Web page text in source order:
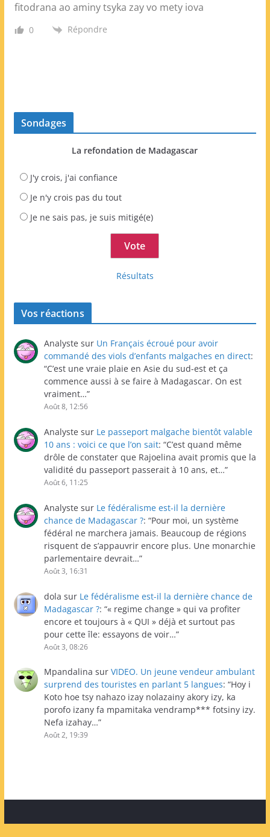
fitodrana ao aminy tsyka zay vo mety iova
0 Répondre
Sondages
La refondation de Madagascar
J'y crois, j'ai confiance
Je n'y crois pas du tout
Je ne sais pas, je suis mitigé(e)
Résultats
Vos réactions
Analyste sur Un Français écroué pour avoir
commandé des viols d’enfants malgaches en direct:
“C’est une vraie plaie en Asie du sud-est et ça
commence aussi à se faire à Madagascar. On est
vraiment…”
Août 8, 12:56
Analyste sur Le passeport malgache bientôt valable
10 ans : voici ce que l’on sait: “C’est quand même
drôle de constater que Rajoelina avait promis que la
validité du passeport passerait à 10 ans, et…”
Août 6, 11:25
Analyste sur Le fédéralisme est-il la dernière
chance de Madagascar ?: “Pour moi, un système
fédéral ne marchera jamais. Beaucoup de régions
risquent de s’appauvrir encore plus. Une monarchie
parlementaire devrait…”
Août 3, 16:31
dola sur Le fédéralisme est-il la dernière chance de
Madagascar ?: “« regime change » qui va profiter
encore et toujours à « QUI » déjà et surtout pas
pour cette île: essayons de voir…”
Août 3, 08:26
Mpandalina sur VIDEO. Un jeune vendeur ambulant
surprend des touristes en parlant 5 langues: “Hoy i
Koto hoe tsy nahazo izay nolazainy akory izy, ka
porofo izany fa mpamitaka vendramp*** fotsiny izy.
Nefa izahay…”
Août 2, 19:39